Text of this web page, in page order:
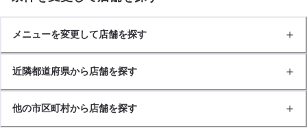
メニューを変更して店舗を探す
近隣都道府県から店舗を探す
他の市区町村から店舗を探す